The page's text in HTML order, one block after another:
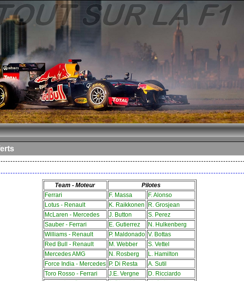
Team - Moteur
Pilotes
Ferrari
F. Massa
F. Alonso
Lotus - Renault
K. Raikkonen
R. Grosjean
McLaren - Mercedes
J. Button
S. Perez
Sauber - Ferrari
E. Gutierrez
N. Hulkenberg
Williams - Renault
P. Maldonado V. Bottas
Red Bull - Renault
M. Webber
S. Vettel
Mercedes AMG
N. Rosberg
L. Hamilton
Force India - Mercedes
P. Di Resta
A. Sutil
Toro Rosso - Ferrari
J.E. Vergne
D. Ricciardo